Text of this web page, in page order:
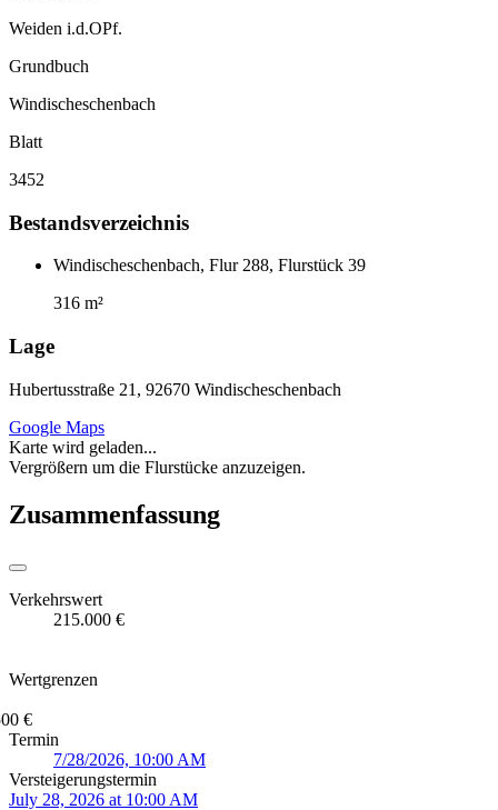
Weiden i.d.OPf.
Grundbuch
Windischeschenbach
Blatt
3452
Bestandsverzeichnis
Windischeschenbach, Flur 288, Flurstück 39
316 m²
Lage
Hubertusstraße 21, 92670 Windischeschenbach
Google Maps
Karte wird geladen...
Vergrößern um die Flurstücke anzuzeigen.
Zusammenfassung
Verkehrswert
215.000 €
Wertgrenzen
€
Termin
7/28/2026, 10:00 AM
Versteigerungstermin
July 28, 2026 at 10:00 AM